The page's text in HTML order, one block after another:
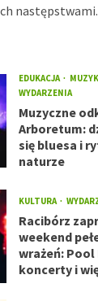
EDUKACJA
WYDARZENIA
Muzyczne
Arboretum:
się bluesa i
naturze
KULTURA
Racibórz
weekend
wrażeń: Pool
koncerty i